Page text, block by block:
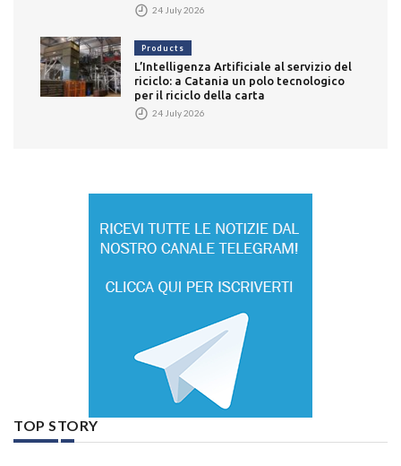
24 July 2026
Products
L’Intelligenza Artificiale al servizio del
riciclo: a Catania un polo tecnologico
per il riciclo della carta
24 July 2026
TOP STORY